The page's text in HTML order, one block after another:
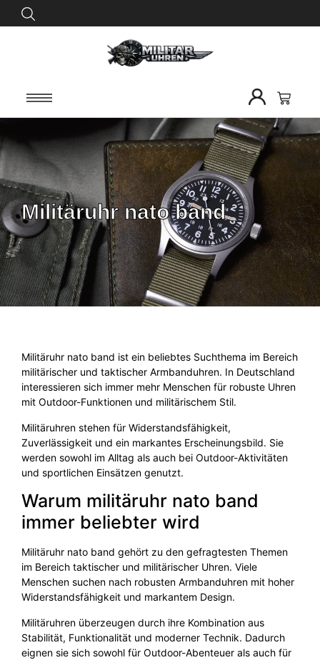
Militäruhr nato band
Militäruhr nato band ist ein beliebtes Suchthema im Bereich
militärischer und taktischer Armbanduhren. In Deutschland
interessieren sich immer mehr Menschen für robuste Uhren
mit Outdoor-Funktionen und militärischem Stil.
Militäruhren stehen für Widerstandsfähigkeit,
Zuverlässigkeit und ein markantes Erscheinungsbild. Sie
werden sowohl im Alltag als auch bei Outdoor-Aktivitäten
und sportlichen Einsätzen genutzt.
Warum militäruhr nato band
immer beliebter wird
Militäruhr nato band gehört zu den gefragtesten Themen
im Bereich taktischer und militärischer Uhren. Viele
Menschen suchen nach robusten Armbanduhren mit hoher
Widerstandsfähigkeit und markantem Design.
Militäruhren überzeugen durch ihre Kombination aus
Stabilität, Funktionalität und moderner Technik. Dadurch
eignen sie sich sowohl für Outdoor-Abenteuer als auch für